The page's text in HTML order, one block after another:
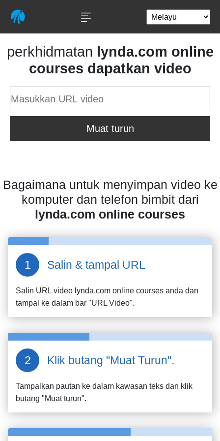
perkhidmatan lynda.com online
courses dapatkan video
Muat turun
Bagaimana untuk menyimpan video ke
komputer dan telefon bimbit dari
lynda.com online courses
Salin & tampal URL
Salin URL video lynda.com online courses anda dan
tampal ke dalam bar "URL Video".
Klik butang "Muat Turun".
Tampalkan pautan ke dalam kawasan teks dan klik
butang "Muat turun".